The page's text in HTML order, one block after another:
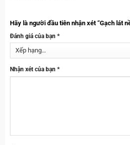
Hãy là người đầu tiên nhận xét “Gạch lát
Đánh giá của bạn *
Nhận xét của bạn *